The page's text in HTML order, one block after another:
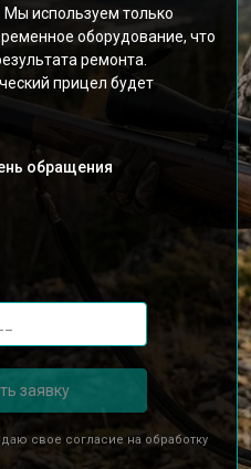
используем только
оборудование, что
ремонта.
прицел будет
обращения
заявку
свое согласие на обработку